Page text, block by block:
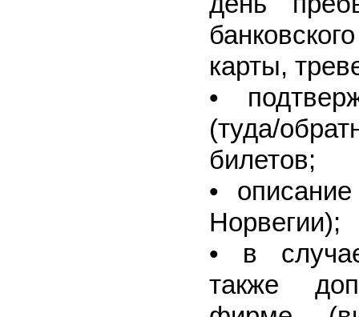
карты,
•
(туда/
билетов;
•
Норвегии);
• в
также